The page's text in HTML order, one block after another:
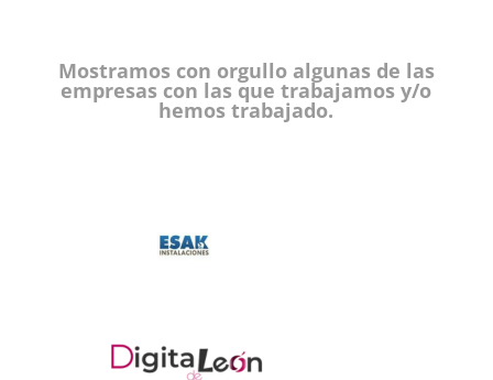
Mostramos con orgullo algunas de las
empresas con las que trabajamos y/o
hemos trabajado.